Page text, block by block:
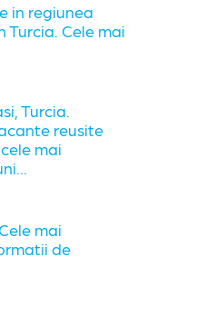
in regiunea
Turcia. Cele mai
Turcia.
reusite
mai
mai
de